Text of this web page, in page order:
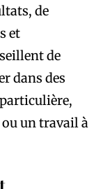
de
et
de
dans des
un travail à